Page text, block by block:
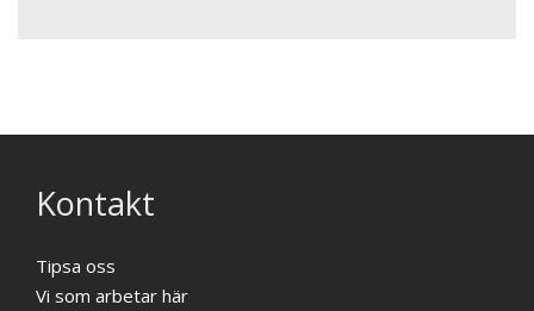
Kontakt
Tipsa oss
Vi som arbetar här